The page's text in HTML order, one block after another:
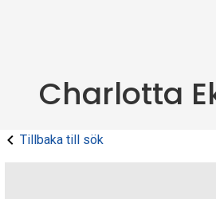
Charlotta
Tillbaka till sök